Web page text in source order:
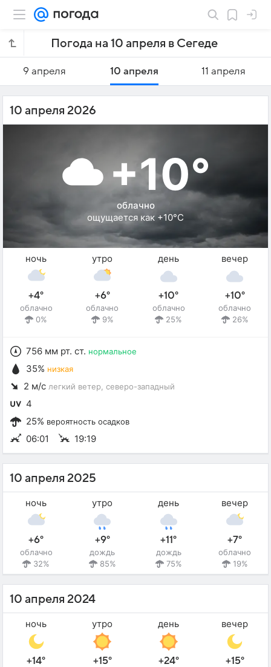
Погода на 10 апреля в Сегеде
9 апреля 10 апреля 11 апреля
10 апреля 2026
+10°
облачно
ощущается как +10°C
ночь
+4°
облачно
0%
утро
+6°
облачно
9%
день
+10°
облачно
25%
вечер
+10°
облачно
26%
756 мм рт. ст. нормальное
35% низкая
2 м/с легкий ветер , северо-западный
4
25% вероятность осадков
06:01 19:19
10 апреля 2025
ночь
+6°
облачно
32%
утро
+9°
дождь
85%
день
+11°
дождь
75%
вечер
+7°
облачно
19%
10 апреля 2024
ночь
+14°
утро
+15°
день
+24°
вечер
+15°